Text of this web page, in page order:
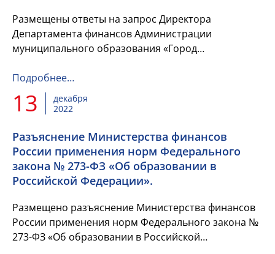
Размещены ответы на запрос Директора
Департамента финансов Администрации
муниципального образования «Город
финансового обеспечения муниципальных
выборов.
Подробнее…
13
декабря
2022
Разъяснение Министерства финансов
России применения норм Федерального
закона № 273-ФЗ «Об образовании в
Российской Федерации».
Размещено разъяснение Министерства финансов
России применения норм Федерального закона №
273-ФЗ «Об образовании в Российской